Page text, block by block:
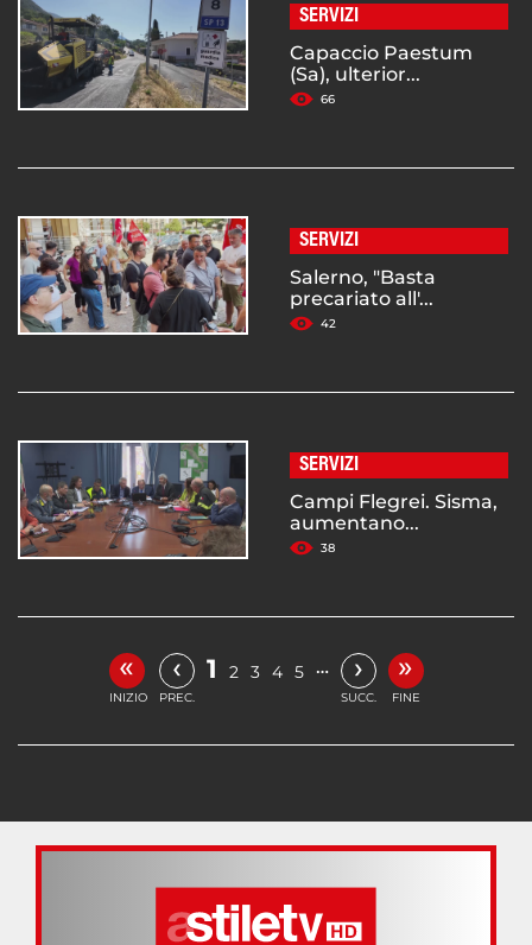
SERVIZI
Capaccio Paestum
(Sa), ulterior...
66
SERVIZI
Salerno, "Basta
precariato all'...
42
SERVIZI
Campi Flegrei. Sisma,
aumentano...
38
«
INIZIO
‹
PREC.
1 2 3 4 5 … ›
SUCC.
»
FINE